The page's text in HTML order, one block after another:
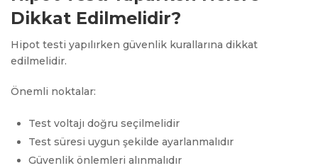
Dikkat Edilmelidir?
Hipot testi yapılırken güvenlik kurallarına dikkat
edilmelidir.
Önemli noktalar:
Test voltajı doğru seçilmelidir
Test süresi uygun şekilde ayarlanmalıdır
Güvenlik önlemleri alınmalıdır